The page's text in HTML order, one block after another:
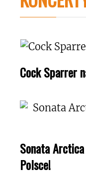
Cock Sparrer
Sonata
Polsce!